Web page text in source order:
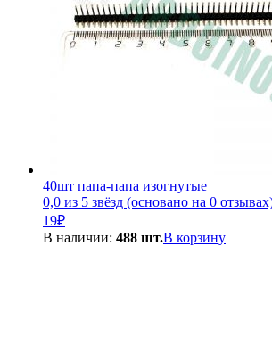
40шт папа-папа изогнутые
0,0 из 5 звёзд (основано на 0
19₽
В наличии: 488 шт.В корзину